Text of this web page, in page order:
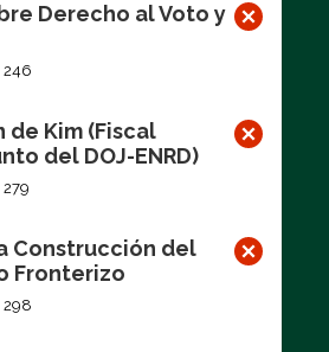
Derecho al Voto y
246
de Kim (Fiscal
del DOJ-ENRD)
Construcción del
Fronterizo
298